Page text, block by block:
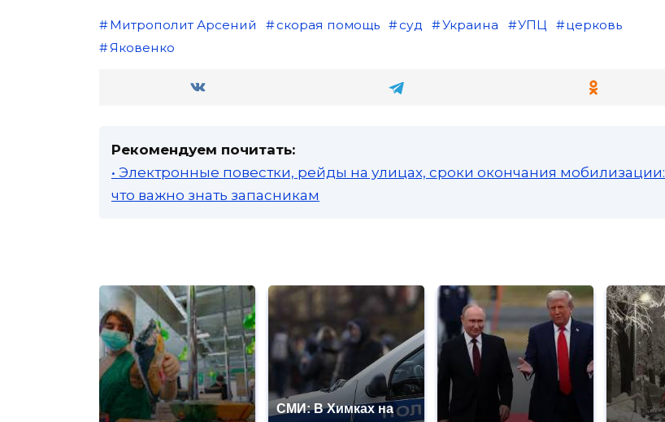
Митрополит Арсений скорая помощь суд Украина УПЦ
церковь
Яковенко
Рекомендуем почитать:
• Электронные повестки, рейды на улицах, сроки окончания мобилизации:
что важно знать запасникам
СМИ: В Химках на